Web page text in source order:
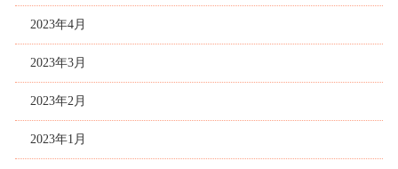
2023年4月
2023年3月
2023年2月
2023年1月